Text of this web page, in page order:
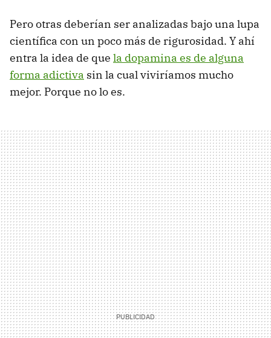
Pero otras deberían ser analizadas bajo una lupa
científica con un poco más de rigurosidad. Y ahí
entra la idea de que la dopamina es de alguna
forma adictiva sin la cual viviríamos mucho
mejor. Porque no lo es.